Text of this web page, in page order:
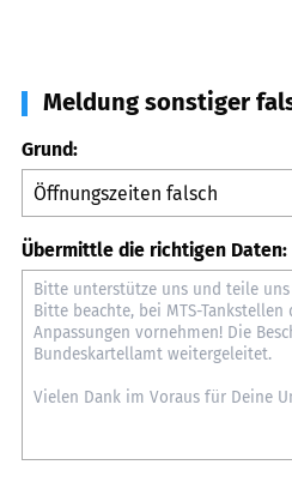
Meldung sonstiger
Grund:
Übermittle die richtigen Daten: